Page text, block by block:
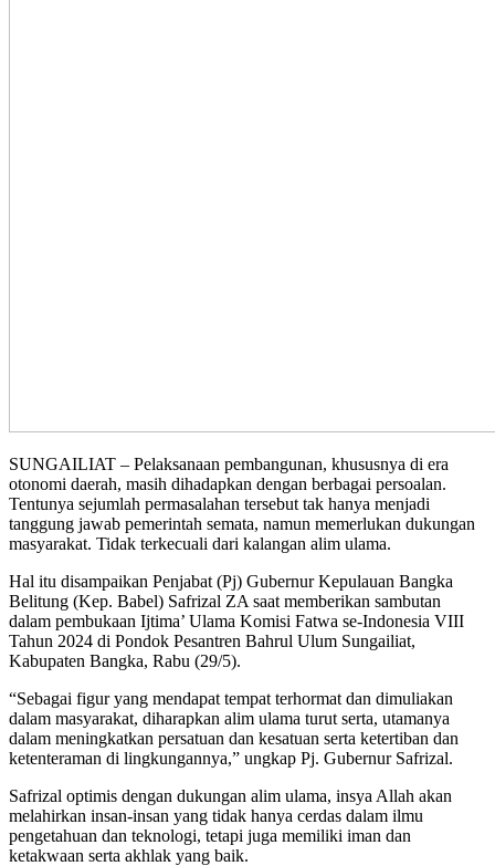
SUNGAILIAT – Pelaksanaan pembangunan, khususnya di era
otonomi daerah, masih dihadapkan dengan berbagai persoalan.
Tentunya sejumlah permasalahan tersebut tak hanya menjadi
tanggung jawab pemerintah semata, namun memerlukan dukungan
masyarakat. Tidak terkecuali dari kalangan alim ulama.
Hal itu disampaikan Penjabat (Pj) Gubernur Kepulauan Bangka
Belitung (Kep. Babel) Safrizal ZA saat memberikan sambutan
dalam pembukaan Ijtima’ Ulama Komisi Fatwa se-Indonesia VIII
Tahun 2024 di Pondok Pesantren Bahrul Ulum Sungailiat,
Kabupaten Bangka, Rabu (29/5).
“Sebagai figur yang mendapat tempat terhormat dan dimuliakan
dalam masyarakat, diharapkan alim ulama turut serta, utamanya
dalam meningkatkan persatuan dan kesatuan serta ketertiban dan
ketenteraman di lingkungannya,” ungkap Pj. Gubernur Safrizal.
Safrizal optimis dengan dukungan alim ulama, insya Allah akan
melahirkan insan-insan yang tidak hanya cerdas dalam ilmu
pengetahuan dan teknologi, tetapi juga memiliki iman dan
ketakwaan serta akhlak yang baik.